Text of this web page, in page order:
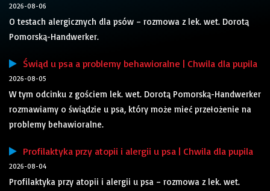
2026-08-06
O testach alergicznych dla psów – rozmowa z lek. wet. Dorotą
Pomorską-Handwerker.
Świąd u psa a problemy behawioralne | Chwila dla pupila
2026-08-05
W tym odcinku z gościem lek. wet. Dorotą Pomorską-Handwerker
rozmawiamy o świądzie u psa, który może mieć przełożenie na
problemy behawioralne.
Profilaktyka przy atopii i alergii u psa | Chwila dla pupila
2026-08-04
Profilaktyka przy atopii i alergii u psa – rozmowa z lek. wet.